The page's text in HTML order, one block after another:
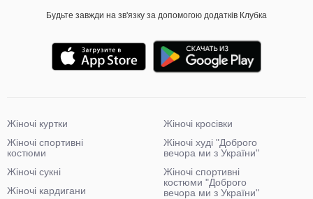
Будьте завжди на зв'язку за допомогою додатків Клубка
Жіночі куртки
Жіночі спортивні
костюми
Жіночі сукні
Жіночі кардигани
Жіночі кросівки
Жіночі худі "Доброго
вечора ми з України"
Жіночі спортивні
костюми "Доброго
вечора ми з України"